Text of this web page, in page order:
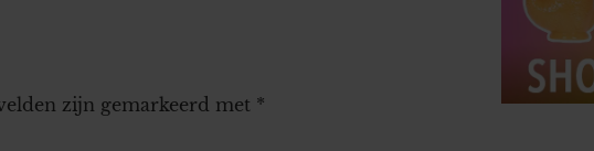
zijn gemarkeerd met *